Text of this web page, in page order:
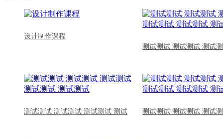
设计制作课程
测试测试 测试测试 测试
测试测试 测试测试 测试测试 测试 测试测试 测试测试 测试